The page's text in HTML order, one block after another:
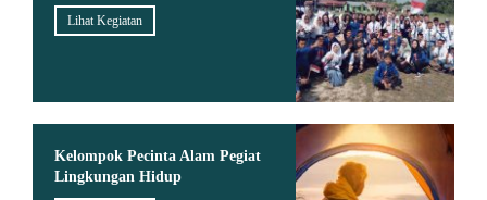
Lihat Kegiatan
Kelompok Pecinta Alam Pegiat
Lingkungan Hidup